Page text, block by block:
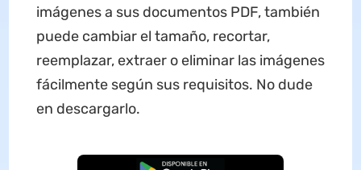
imágenes a sus documentos PDF, también
puede cambiar el tamaño, recortar,
reemplazar, extraer o eliminar las imágenes
fácilmente según sus requisitos. No dude
en descargarlo.